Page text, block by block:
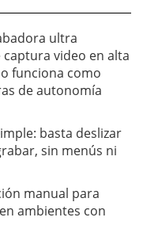
ultra
captura video en alta
funciona como
de autonomía
basta deslizar
sin menús ni
manual para
ambientes con